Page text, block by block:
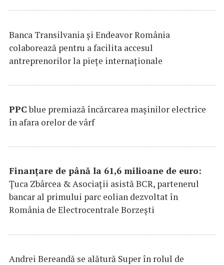
Banca Transilvania şi Endeavor România
colaborează pentru a facilita accesul
antreprenorilor la pieţe internaţionale
PPCblue premiază încărcarea maşinilor electrice
în afara orelor de vârf
Finanțare de până la 61,6 milioane de euro:
Țuca Zbârcea & Asociații asistă BCR, partenerul
bancar al primului parc eolian dezvoltat în
România de Electrocentrale Borzești
Andrei Bereandă se alătură Super în rolul de